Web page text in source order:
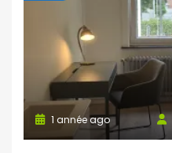
1 année ago